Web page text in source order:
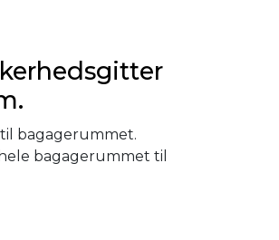
bagagerummet.
bagagerummet til